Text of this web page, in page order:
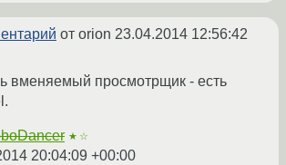
от orion 23.04.2014 12:56:42
вменяемый просмотрщик - есть
★☆
20:04:09 +00:00